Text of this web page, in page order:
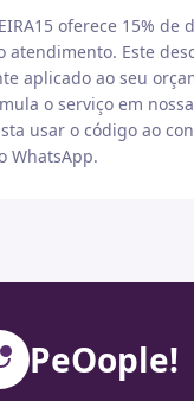
oferece 15% de
atendimento. Este
aplicado ao seu
o serviço em nossa
usar o código ao
WhatsApp.
PeOople!